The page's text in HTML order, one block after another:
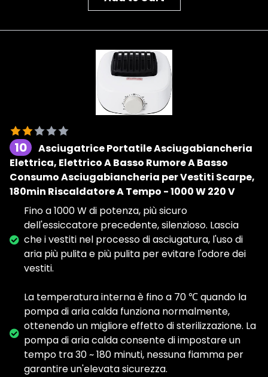
10
Asciugatrice Portatile Asciugabiancheria
Elettrica, Elettrico A Basso Rumore A Basso
Consumo Asciugabiancheria per Vestiti Scarpe,
180min Riscaldatore A Tempo - 1000 W 220 V
Fino a 1000 W di potenza, più sicuro
dell'essiccatore precedente, silenzioso. Lascia
che i vestiti nel processo di asciugatura, l'uso di
aria più pulita e più pulita per evitare l'odore dei
vestiti.
La temperatura interna è fino a 70 ℃ quando la
pompa di aria calda funziona normalmente,
ottenendo un migliore effetto di sterilizzazione. La
pompa di aria calda consente di impostare un
tempo tra 30 ~ 180 minuti, nessuna fiamma per
garantire un'elevata sicurezza.